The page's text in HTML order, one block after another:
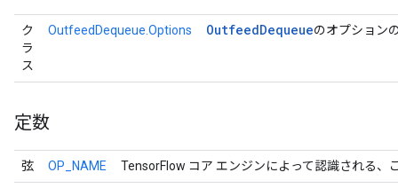
ク
ラ
ス
OutfeedDequeue.Options OutfeedDequeueのオプション
定数
弦 OP_NAME TensorFlow コア エンジンによって認識される、